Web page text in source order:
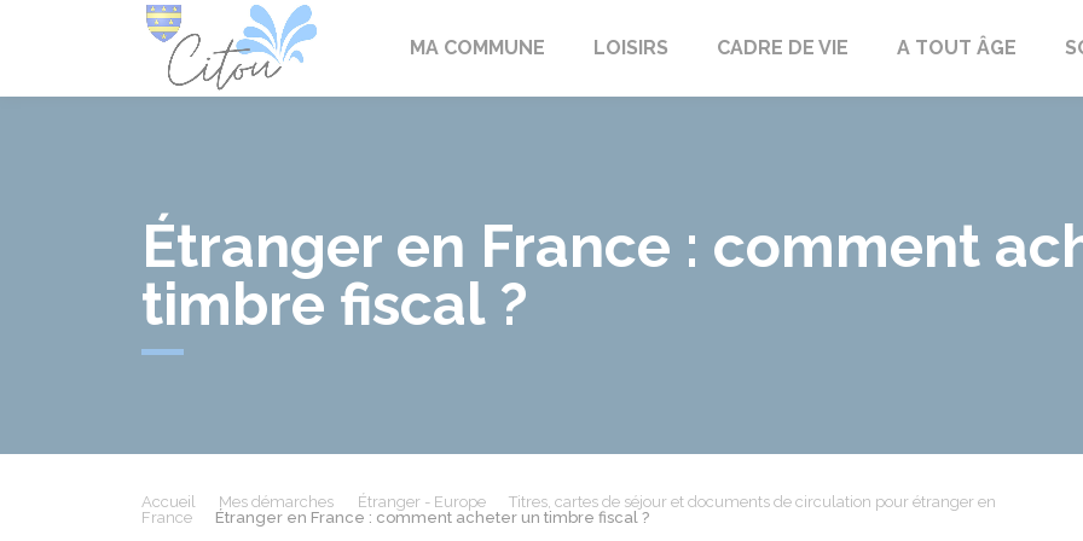
MA COMMUNE LOISIRS CADRE DE VIE A TOUT ÂGE
Étranger en France : comment
timbre fiscal ?
Accueil Mes démarches Étranger - Europe
Titres, cartes de séjour et documents de circulation pour étranger en
France
Étranger en France : comment acheter un timbre fiscal ?